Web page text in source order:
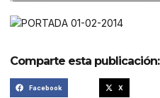
Comparte esta publicación:
Facebook X